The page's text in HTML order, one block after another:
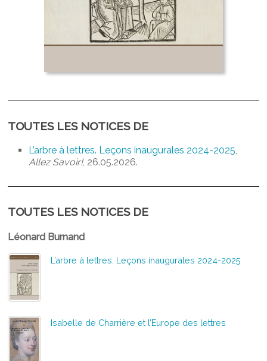
TOUTES LES NOTICES DE
L’arbre à lettres. Leçons inaugurales 2024-2025,
Allez Savoir!, 26.05.2026.
TOUTES LES NOTICES DE
Léonard Burnand
L’arbre à lettres. Leçons inaugurales 2024-2025
Isabelle de Charrière et l’Europe des lettres